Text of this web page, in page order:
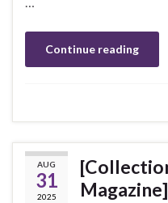
Continue reading
AUG
31
2025